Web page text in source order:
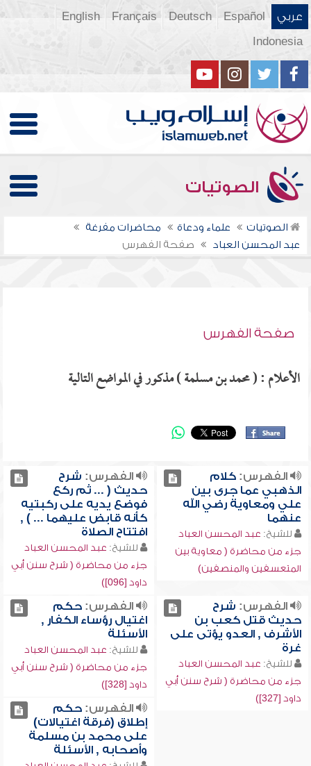
عربي Español
Deutsch
Français
English
Indonesia
الصوتيات
الصوتيات علماء ودعاة
محاضرات مفرغة
عبد المحسن العباد
صفحة الفهرس
صفحة الفهرس
الأعلام : ( محمد بن مسلمة ) مذكور في المواضع التالية
الفهرس:كلام
الذهبي عما جرى بين
علي ومعاوية رضي الله
عنهما
للشيخ: عبد المحسن العباد
جزء من محاضرة ( معاوية بين
المتعسفين والمنصفين)
الفهرس: شرح
حديث ( ... ثم ركع
فوضع يديه على ركبتيه
كأنه قابض عليهما ... ) ,
افتتاح الصلاة
للشيخ: عبد المحسن العباد
جزء من محاضرة ( شرح سنن أبي
داود [096])
الفهرس: شرح
حديث قتل كعب بن
الأشرف , العدو يؤتى على
غرة
للشيخ: عبد المحسن العباد
جزء من محاضرة ( شرح سنن أبي
داود [327])
الفهرس:حكم
اغتيال رؤساء الكفار ,
الأسئلة
للشيخ: عبد المحسن العباد
جزء من محاضرة ( شرح سنن أبي
داود [328])
الفهرس:حكم
إطلاق (فرقة اغتيالات)
على محمد بن مسلمة
وأصحابه , الأسئلة